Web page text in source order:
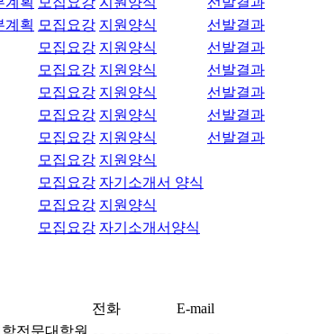
계획 모집요강 지원양식
선발결과
모집요강 지원양식
선발결과
모집요강 지원양식
선발결과
모집요강 지원양식
선발결과
모집요강 지원양식
선발결과
모집요강 지원양식
선발결과
모집요강 지원양식
모집요강 자기소개서 양식
모집요강 지원양식
모집요강 자기소개서양식
전화
E-mail